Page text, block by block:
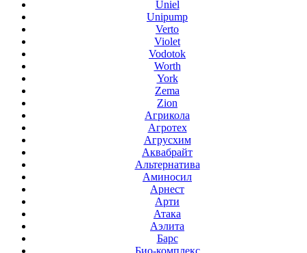
Uniel
Unipump
Verto
Violet
Vodotok
Worth
York
Zema
Zion
Агрикола
Агротех
Агрусхим
Аквабрайт
Альтернатива
Аминосил
Арнест
Арти
Атака
Аэлита
Барс
Био-комплекс